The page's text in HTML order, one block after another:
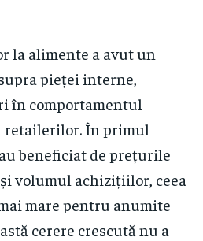
la alimente a avut un
pieței interne,
în comportamentul
retailerilor. În primul
beneficiat de prețurile
volumul achizițiilor, ceea
mare pentru anumite
cerere crescută nu a